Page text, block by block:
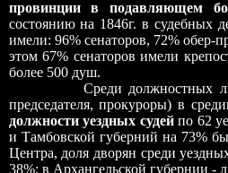
провинции в подавляющем
состоянию на 1846г. в судебных
имели: 96% сенаторов, 72% обер-
этом 67% сенаторов имели
более 500 душ.
Среди должностных
председателя, прокуроры) в
должности уездных судейпо 62
и Тамбовской губерний на 73%
Центра, доля дворян среди
38%; в Архангельской губернии -